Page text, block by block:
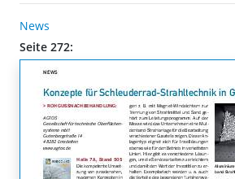
News
Seite 272: